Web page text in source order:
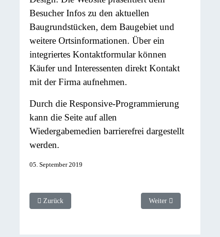
Besucher Infos zu den aktuellen
Baugrundstücken, dem Baugebiet und
weitere Ortsinformationen. Über ein
integriertes Kontaktformular können
Käufer und Interessenten direkt Kontakt
mit der Firma aufnehmen.
Durch die Responsive-Programmierung
kann die Seite auf allen
Wiedergabemedien barrierefrei dargestellt
werden.
05. September 2019
Vorheriger Beitrag: CMS System Weinhändler Achille Radice
Zurück Nächster Beitrag:
Weiter